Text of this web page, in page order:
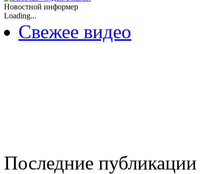
Новостной информер
Loading...
Свежее видео
Последние публикации